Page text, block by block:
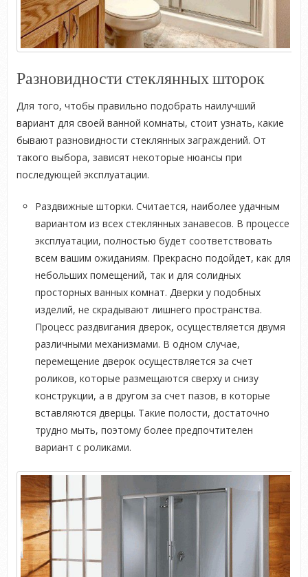
Разновидности стеклянных шторок
Для того, чтобы правильно подобрать наилучший
вариант для своей ванной комнаты, стоит узнать, какие
бывают разновидности стеклянных заграждений. От
такого выбора, зависят некоторые нюансы при
последующей эксплуатации.
Раздвижные шторки. Считается, наиболее удачным
вариантом из всех стеклянных занавесов. В процессе
эксплуатации, полностью будет соответствовать
всем вашим ожиданиям. Прекрасно подойдет, как для
небольших помещений, так и для солидных
просторных ванных комнат. Дверки у подобных
изделий, не скрадывают лишнего пространства.
Процесс раздвигания дверок, осуществляется двумя
различными механизмами. В одном случае,
перемещение дверок осуществляется за счет
роликов, которые размещаются сверху и снизу
конструкции, а в другом за счет пазов, в которые
вставляются дверцы. Такие полости, достаточно
трудно мыть, поэтому более предпочтителен
вариант с роликами.